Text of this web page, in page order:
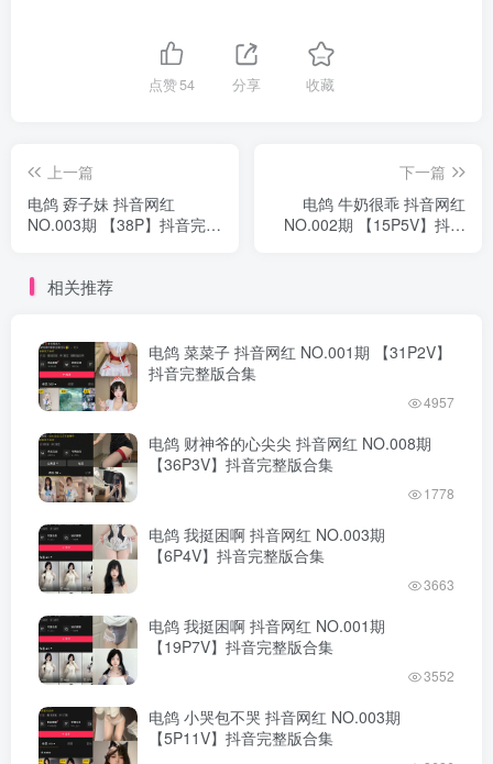
点赞54 分享 收藏
上一篇
电鸽 孬子妹 抖音网红
NO.003期 【38P】抖音完整
下一篇
电鸽 牛奶很乖 抖音网红
NO.002期 【15P5V】抖音
相关推荐
电鸽 菜菜子 抖音网红 NO.001期 【31P2V】
抖音完整版合集
4957
电鸽 财神爷的心尖尖 抖音网红 NO.008期
【36P3V】抖音完整版合集
1778
电鸽 我挺困啊 抖音网红 NO.003期
【6P4V】抖音完整版合集
3663
电鸽 我挺困啊 抖音网红 NO.001期
【19P7V】抖音完整版合集
3552
电鸽 小哭包不哭 抖音网红 NO.003期
【5P11V】抖音完整版合集